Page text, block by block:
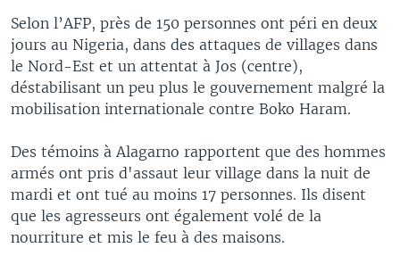
Selon l’AFP, près de 150 personnes ont péri en deux
jours au Nigeria, dans des attaques de villages dans
le Nord-Est et un attentat à Jos (centre),
déstabilisant un peu plus le gouvernement malgré la
mobilisation internationale contre Boko Haram.
Des témoins à Alagarno rapportent que des hommes
armés ont pris d'assaut leur village dans la nuit de
mardi et ont tué au moins 17 personnes. Ils disent
que les agresseurs ont également volé de la
nourriture et mis le feu à des maisons.